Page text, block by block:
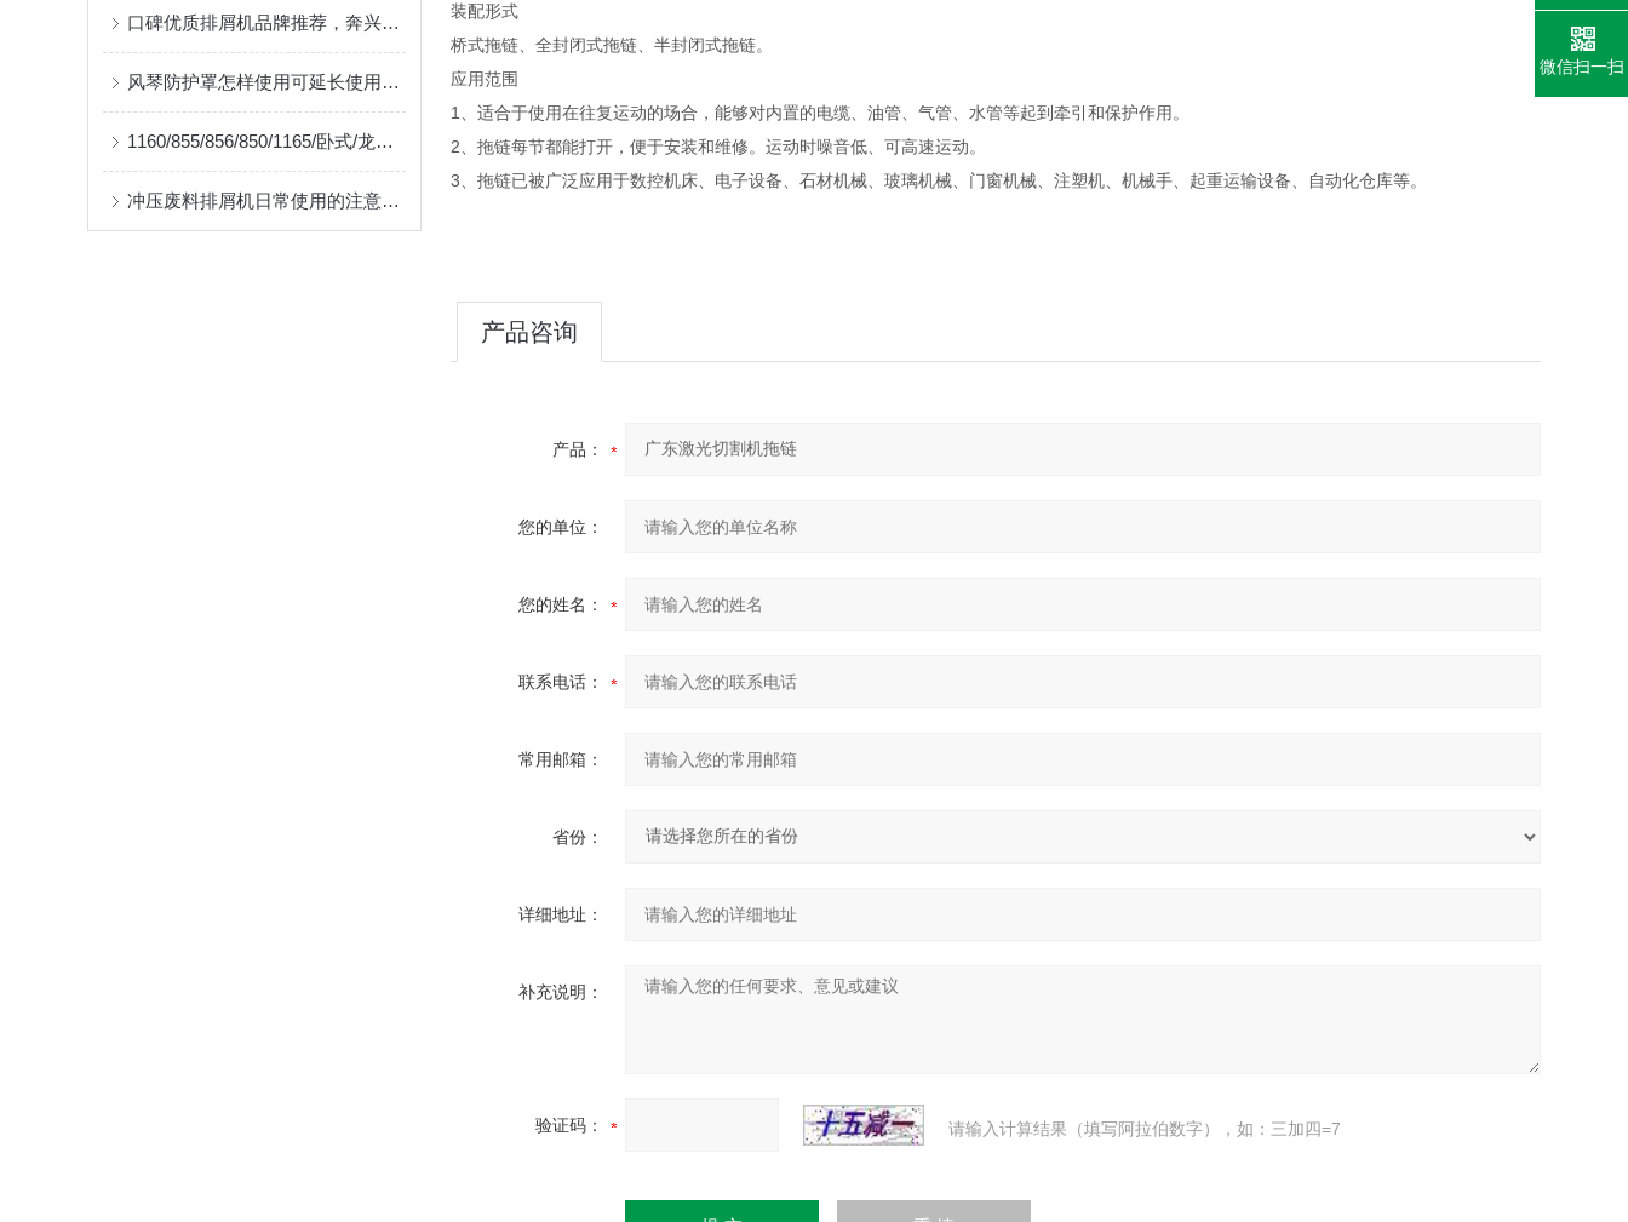
口碑优质排屑机品牌推荐，奔兴实体工厂售后好非标定制适配全机床(机床/磁性/刮板/链板)
风琴防护罩怎样使用可延长使用寿命
1160/855/856/850/1165/卧式/龙门/CNC加工中心排屑机,机床输送排屑设备盐山县奔兴制造
冲压废料排屑机日常使用的注意事项和主要特点
装配形式
桥式拖链、全封闭式拖链、半封闭式拖链。
应用范围
1、适合于使用在往复运动的场合，能够对内置的电缆、油管、气管、水管等起到牵引和保护作用。
2、拖链每节都能打开，便于安装和维修。运动时噪音低、可高速运动。
3、拖链已被广泛应用于数控机床、电子设备、石材机械、玻璃机械、门窗机械、注塑机、机械手、起重运输设备、自动化仓库等。
产品咨询
产品：
您的单位：
您的姓名：
联系电话：
常用邮箱：
省份：
详细地址：
补充说明：
验证码： 请输入计算结果（填写阿拉伯数字），如：三加四=7
微信扫一扫